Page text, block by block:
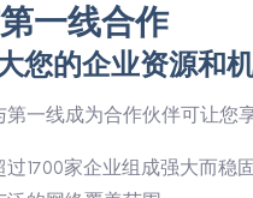
一线合作
您的企业资源和
第一线成为合作伙伴可让您
过1700家企业组成强大而稳